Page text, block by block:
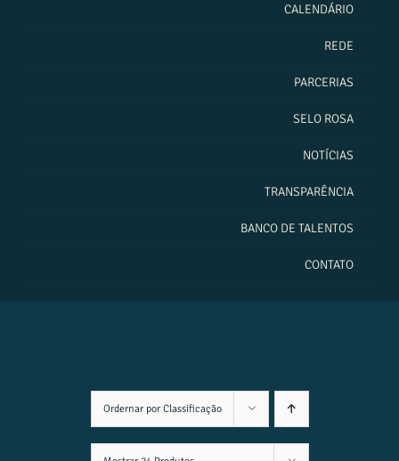
CALENDÁRIO
REDE
PARCERIAS
SELO ROSA
NOTÍCIAS
TRANSPARÊNCIA
BANCO DE TALENTOS
CONTATO
Ordernar por Classificação